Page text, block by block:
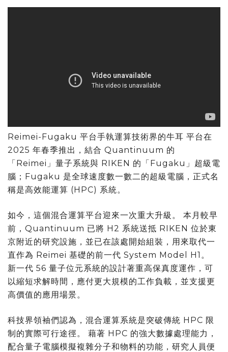
Reimei-Fugaku 平台手執運算技術界的牛耳 平台在
2025 年春季推出，結合 Quantinuum 的
「Reimei」量子系統與 RIKEN 的「Fugaku」超級電
腦；Fugaku 是全球速度數一數二的超級電腦，正式名
稱是高效能運算 (HPC) 系統。
如今，這個混合運算平台迎來一次重大升級。 本月較早
前，Quantinuum 已將 H2 系統送抵 RIKEN 位於東
京附近的研究設施，並已在該處開始組裝，用來取代一
直作為 Reimei 基礎的前一代 System Model H1。
新一代 56 量子位元系統的設計著重高保真度運作，可
以縮短求解時間，應付更大規模的工作負載，並支援更
高價值的應用場景。
科技界領袖們認為，混合運算系統是突破傳統 HPC 限
制的實際可行途徑。 藉著 HPC 的強大數據處理能力，
配合量子電腦模擬複雜分子和物料的功能，研究人員便